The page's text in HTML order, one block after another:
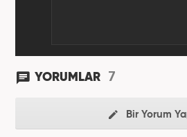
YORUMLAR 7
Bir Yorum